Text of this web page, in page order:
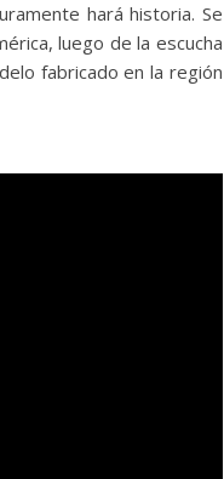
hará historia. Se
luego de la escucha
fabricado en la región